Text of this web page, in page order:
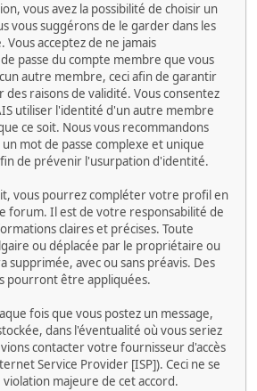
vous avez la possibilité de choisir un
vous suggérons de le garder dans les
Vous acceptez de ne jamais
passe du compte membre que vous
autre membre, ceci afin de garantir
raisons de validité. Vous consentez
utiliser l'identité d'un autre membre
ce soit. Nous vous recommandons
un mot de passe complexe et unique
de prévenir l'usurpation d'identité.
vous pourrez compléter votre profil en
forum. Il est de votre responsabilité de
claires et précises. Toute
ou déplacée par le propriétaire ou
supprimée, avec ou sans préavis. Des
pourront être appliquées.
fois que vous postez un message,
dans l'éventualité où vous seriez
contacter votre fournisseur d'accès
Service Provider [ISP]). Ceci ne se
majeure de cet accord.